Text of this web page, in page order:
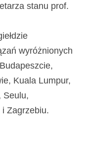
stanu prof.
wyróżnionych
Kuala Lumpur,
Seulu,
Zagrzebiu.